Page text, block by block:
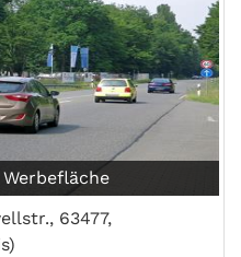
63477,